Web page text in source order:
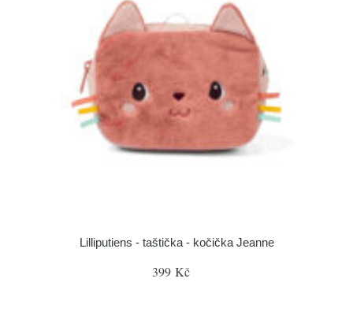
Lilliputiens - taštička - kočička Jeanne
399 Kč